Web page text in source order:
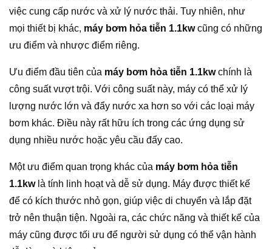
việc cung cấp nước và xử lý nước thải. Tuy nhiên, như
mọi thiết bị khác, máy bơm hỏa tiễn 1.1kwcũng có những
ưu điểm và nhược điểm riêng.
Ưu điểm đầu tiên của máy bơm hỏa tiễn 1.1kwchính là
công suất vượt trội. Với công suất này, máy có thể xử lý
lượng nước lớn và đẩy nước xa hơn so với các loại máy
bơm khác. Điều này rất hữu ích trong các ứng dụng sử
dụng nhiều nước hoặc yêu cầu đẩy cao.
Một ưu điểm quan trọng khác của máy bơm hỏa tiễn
1.1kwlà tính linh hoạt và dễ sử dụng. Máy được thiết kế
để có kích thước nhỏ gọn, giúp việc di chuyển và lắp đặt
trở nên thuận tiện. Ngoài ra, các chức năng và thiết kế của
máy cũng được tối ưu để người sử dụng có thể vận hành